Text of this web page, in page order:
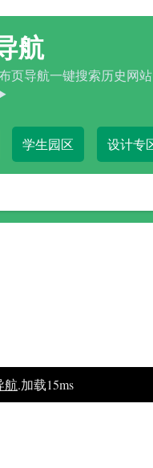
航
页导航一键搜索历史网
学生园区 设计专
航.加载15ms